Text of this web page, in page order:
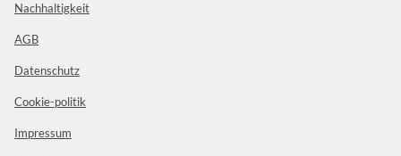
Nachhaltigkeit
AGB
Datenschutz
Cookie-politik
Impressum